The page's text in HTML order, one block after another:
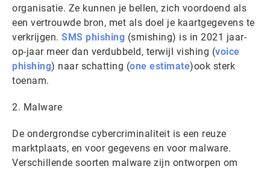
organisatie. Ze kunnen je bellen, zich voordoend als
een vertrouwde bron, met als doel je kaartgegevens te
verkrijgen. SMS phishing (smishing) is in 2021 jaar-
op-jaar meer dan verdubbeld, terwijl vishing (voice
phishing) naar schatting (one estimate)ook sterk
toenam.
2. Malware
De ondergrondse cybercriminaliteit is een reuze
marktplaats, en voor gegevens en voor malware.
Verschillende soorten malware zijn ontworpen om